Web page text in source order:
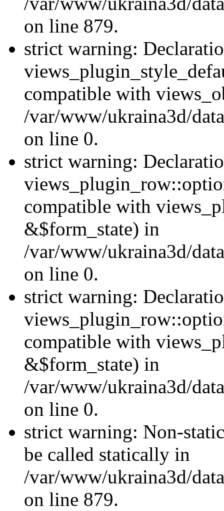
on line 879.
strict warning:
compatible with
/var/www/ukraina3d/
on line 0.
strict warning:
compatible with
&$form_state) in
/var/www/ukraina3d/
on line 0.
strict warning:
compatible with
&$form_state) in
/var/www/ukraina3d/
on line 0.
strict warning: Non-
be called statically in
/var/www/ukraina3d/
on line 879.